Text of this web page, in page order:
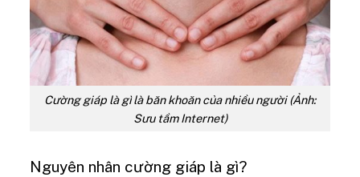
Cường giáp là gì là băn khoăn của nhiều người (Ảnh:
Sưu tầm Internet)
Nguyên nhân cường giáp là gì?